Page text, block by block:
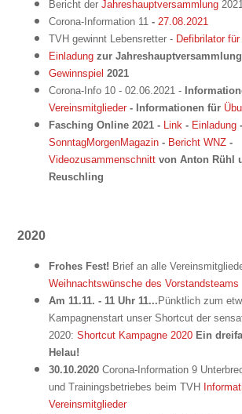
Bericht der Jahreshauptversammlung 2021
Corona-Information 11 - 27.08.2021
TVH gewinnt Lebensretter - Defibrilator
Einladung zur
Gewinnspiel 2021
Corona-Info 10 - 02.06.2021 -
Vereinsmitglieder - Informationen für
Fasching Online 2021 -
Link - Einladung -
SonntagMorgenMagazin - Bericht WNZ -
Videozusammenschnitt von Anton Rühl
Reuschling
2020
Frohes Fest! Brief an alle
Weihnachtswünsche des Vorstandsteams
Am 11.11. - 11 Uhr 11... Pünktlich zum
Kampagnenstart unser Shortcut der
2020: Shortcut Kampagne 2020 Ein
Helau!
30.10.2020 Corona-Information 9
und Trainingsbetriebes beim TVH
Vereinsmitglieder